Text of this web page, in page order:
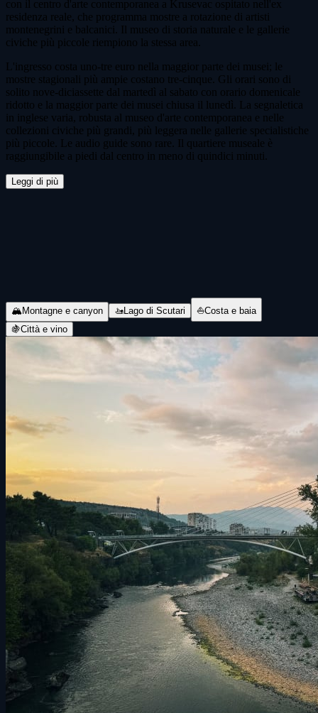
con il centro d'arte contemporanea a Krusevac ospitato nell'ex
residenza reale, che programma mostre a rotazione di artisti
montenegrini e balcanici. Il museo di storia naturale e le gallerie
civiche più piccole riempiono la stessa area.
L'ingresso costa uno-tre euro nella maggior parte dei musei; le
mostre stagionali più ampie costano tre-cinque. Gli orari sono di
solito nove-diciassette dal martedì al sabato con orario domenicale
ridotto e la maggior parte dei musei chiusa il lunedì. La segnaletica
in inglese varia, robusta al museo d'arte contemporanea e nelle
collezioni civiche più grandi, più leggera nelle gallerie specialistiche
più piccole. Le audio guide sono rare. Il quartiere museale è
raggiungibile a piedi dal centro in meno di quindici minuti.
Leggi di più
🏔Montagne e canyon 🚤Lago di Scutari ⛵Costa e baia
🍇Città e vino